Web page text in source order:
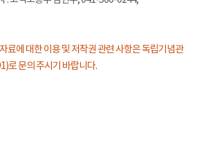
료에 대한 이용 및 저작권 관련 사항은 독립기념관
로 문의 주시기 바랍니다.